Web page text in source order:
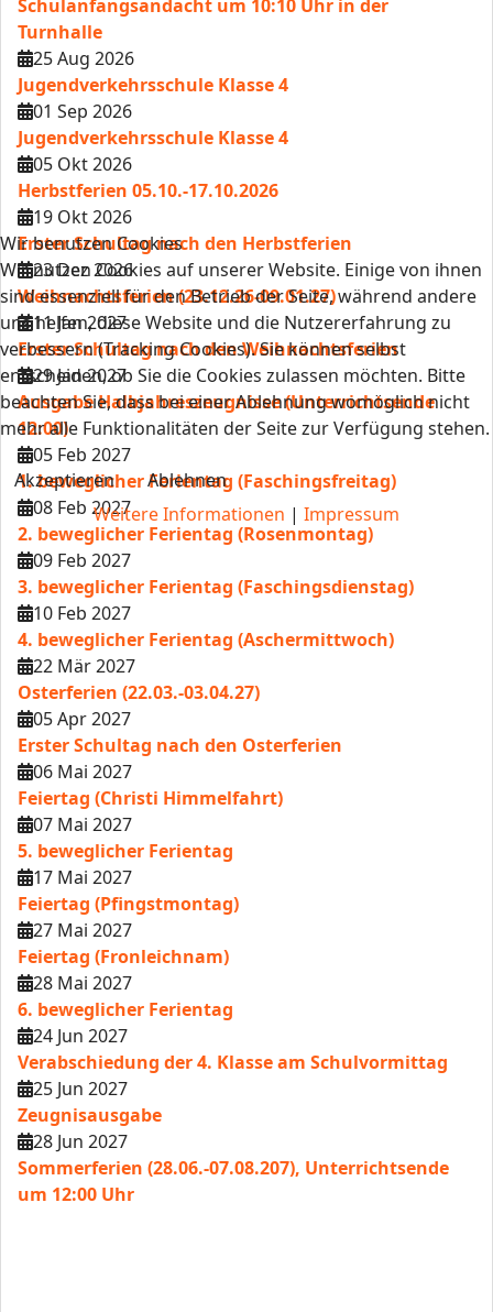
Schulanfangsandacht um 10:10 Uhr in der
Turnhalle
25 Aug 2026
Jugendverkehrsschule Klasse 4
01 Sep 2026
Jugendverkehrsschule Klasse 4
05 Okt 2026
Herbstferien 05.10.-17.10.2026
19 Okt 2026
Erster Schultag nach den Herbstferien
23 Dez 2026
Weihnachtsferien (23.12.26-09.01.27)
11 Jan 2027
Erster Schultag nach den Weihnachtsferien
29 Jan 2027
Ausgabe Halbjahreszeugnisse (Unterrichtsende
12:00)
05 Feb 2027
1. beweglicher Ferientag (Faschingsfreitag)
08 Feb 2027
2. beweglicher Ferientag (Rosenmontag)
09 Feb 2027
3. beweglicher Ferientag (Faschingsdienstag)
10 Feb 2027
4. beweglicher Ferientag (Aschermittwoch)
22 Mär 2027
Osterferien (22.03.-03.04.27)
05 Apr 2027
Erster Schultag nach den Osterferien
06 Mai 2027
Feiertag (Christi Himmelfahrt)
07 Mai 2027
5. beweglicher Ferientag
17 Mai 2027
Feiertag (Pfingstmontag)
27 Mai 2027
Feiertag (Fronleichnam)
28 Mai 2027
6. beweglicher Ferientag
24 Jun 2027
Verabschiedung der 4. Klasse am Schulvormittag
25 Jun 2027
Zeugnisausgabe
28 Jun 2027
Sommerferien (28.06.-07.08.207), Unterrichtsende
um 12:00 Uhr
Wir benutzen Cookies
Wir nutzen Cookies auf unserer Website. Einige von ihnen
sind essenziell für den Betrieb der Seite, während andere
uns helfen, diese Website und die Nutzererfahrung zu
verbessern (Tracking Cookies). Sie können selbst
entscheiden, ob Sie die Cookies zulassen möchten. Bitte
beachten Sie, dass bei einer Ablehnung womöglich nicht
mehr alle Funktionalitäten der Seite zur Verfügung stehen.
Akzeptieren
Ablehnen
Weitere Informationen | Impressum